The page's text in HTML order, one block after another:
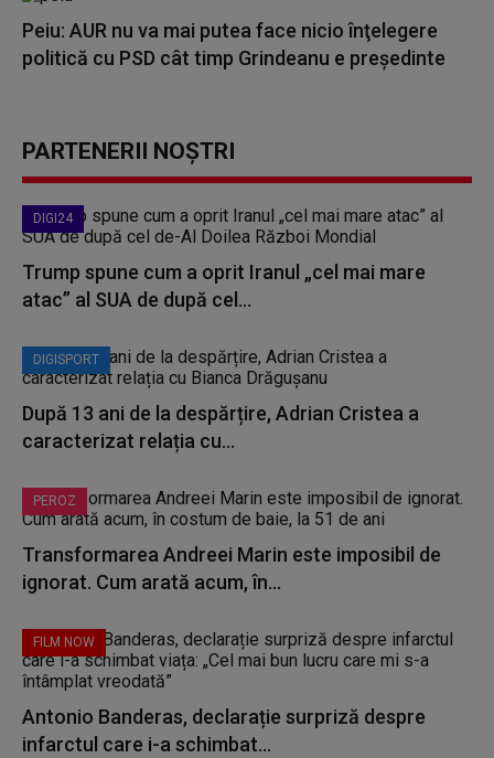
Peiu: AUR nu va mai putea face nicio înţelegere
politică cu PSD cât timp Grindeanu e preşedinte
PARTENERII NOȘTRI
DIGI24
Trump spune cum a oprit Iranul „cel mai mare
atac” al SUA de după cel...
DIGISPORT
După 13 ani de la despărțire, Adrian Cristea a
caracterizat relația cu...
PEROZ
Transformarea Andreei Marin este imposibil de
ignorat. Cum arată acum, în...
FILM NOW
Antonio Banderas, declarație surpriză despre
infarctul care i-a schimbat...